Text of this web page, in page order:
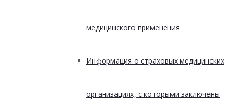
медицинского применения
Информация о страховых медицинских
организациях, с которыми заключены